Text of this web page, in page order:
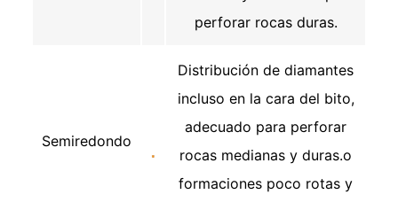
perforar rocas duras.
Semiredondo
Distribución de diamantes
incluso en la cara del bito,
adecuado para perforar
rocas medianas y duras.o
formaciones poco rotas y